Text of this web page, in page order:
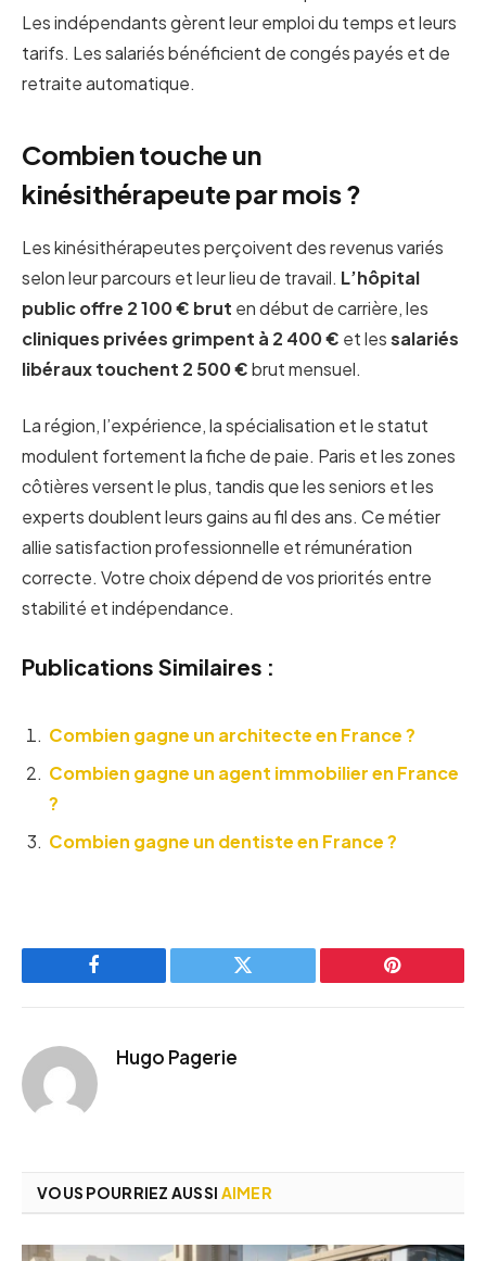
Les indépendants gèrent leur emploi du temps et leurs
tarifs. Les salariés bénéficient de congés payés et de
retraite automatique.
Combien touche un
kinésithérapeute par mois ?
Les kinésithérapeutes perçoivent des revenus variés
selon leur parcours et leur lieu de travail. L’hôpital
public offre 2 100 € brut en début de carrière, les
cliniques privées grimpent à 2 400 € et lessalariés
libéraux touchent 2 500 €brut mensuel.
La région, l’expérience, la spécialisation et le statut
modulent fortement la fiche de paie. Paris et les zones
côtières versent le plus, tandis que les seniors et les
experts doublent leurs gains au fil des ans. Ce métier
allie satisfaction professionnelle et rémunération
correcte. Votre choix dépend de vos priorités entre
stabilité et indépendance.
Publications Similaires :
Combien gagne un architecte en France ?
Combien gagne un agent immobilier en France
?
Combien gagne un dentiste en France ?
Facebook Twitter Pinterest
Hugo Pagerie
VOUS POURRIEZ AUSSI AIMER